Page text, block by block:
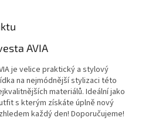
AVIA
je velice praktický a stylový
na nejmódnější stylizaci této
materiálů. Ideální jako
s kterým získáte úplně nový
každý den! Doporučujeme!